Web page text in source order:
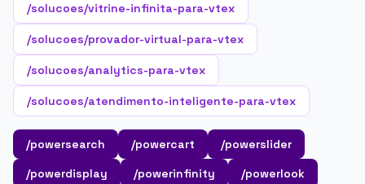
/solucoes/vitrine-infinita-para-vtex
/solucoes/provador-virtual-para-vtex
/solucoes/analytics-para-vtex
/solucoes/atendimento-inteligente-para-vtex
/powersearch /powercart
/powerslider
/powerdisplay
/powerinfinity /powerlook